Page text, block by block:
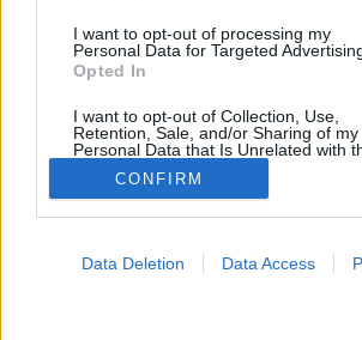
I want to opt-out of processing my
Personal Data for Targeted
Opted In
I want to opt-out of Collection, Use,
Retention, Sale, and/or Sharing of my
Personal Data that Is Unrelated with
Purposes for which it was collected.
Opted Out
CONFIRM
Data Deletion Data Access